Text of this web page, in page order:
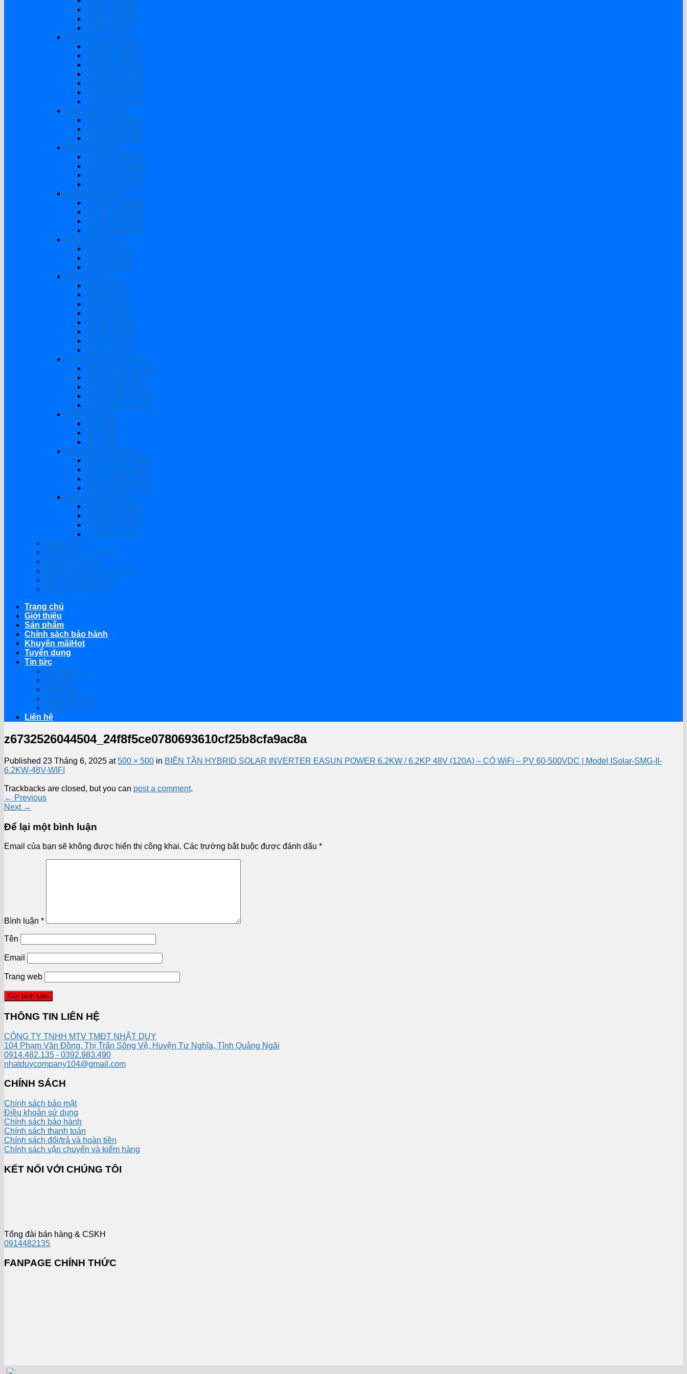
SAKO 4200W
SAKO 6200W
SAKO 11KW
Biến Tần SUOER
SUOER 500W
SUOER 1000W
SUOER 1500W
SUOER 2000W
SUOER 3000W
SUOER 3200W
SUOER 5000W
Biến tần EASUN
EASUN 3000W
EASUN 3800W
EASUN 6200W
Biến Tần Sumry
SUMRY 1800W
SUMRY 3000W
SUMRY 3800W
SUMRY 6200W
Biến tần ZUMAX
ZUMAX 3000W
ZUMAX 5500W
ZUMAX 6200W
ZUMAX 6600W
Biến Tần Bơm
BƠM 5500W
BƠM 7500W
BƠM 15KW
Biến tần Deye
DEYE 3KW
DEYE 5KW
DEYE 6KW
DEYE 8KW
DEYE 10KW
DEYE 12KW
DEYE 16KW
DEYE 20KW
BIẾN TẦN TECHFINE
TECHFINE 1200W
TECHFINE 3KW
TECHFINE 4KW
TECHFINE 6.2KW
TECHFINE 11KW
BIẾN TẦN SP
SP 3200
SP 4200
SP 7000
Biến tần SOROTEC
REVO HMT 4KW
REVO HMT 6KW
REVO HMT 8KW
REVO HMT 11KW
Biến Tần SUOER
SUOER 2.2KW
SUOER 3.2KW
SUOER 4.2KW
SUOER 6.2KW
Modul Wifi
Pin Lithium Lưu Trữ
Bộ Sạc Ắc Quy
Bộ Kích Nổ Ô Tô Xe Tải
BỘ LỌC ĐĨA ARKA
BỘ CHÂM PHÂN
Trang chủ
Giới thiệu
Sản phẩm
Chính sách bảo hành
Khuyến mãi
Tuyển dụng
Tin tức
Thị trường
Mẹo hay
Đánh giá
Cuộc sống số
Game – App
Liên hệ
z6732526044504_24f8f5ce0780693610cf25b8cfa9ac8a
Published 23 Tháng 6, 2025 at500 × 500 in BIẾN TẦN HYBRID SOLAR INVERTER EASUN POWER 6.2KW / 6.2KP 48V (120A) – CÓ WiFi – PV 60-500VDC | Model ISolar-SMG-II-
6.2KW-48V-WIFI
Trackbacks are closed, but you can post a comment.
← Previous
Next →
Để lại một bình luận
Email của bạn sẽ không được hiển thị công khai. Các trường bắt buộc được đánh dấu *
Bình luận *
Tên
Email
Trang web
THÔNG TIN LIÊN HỆ
CÔNG TY TNHH MTV TMĐT NHẬT DUY
104 Phạm Văn Đồng, Thị Trấn Sông Vệ, Huyện Tư Nghĩa, Tỉnh Quảng Ngãi
0914.482.135 - 0392.983.490
nhatduycompany104@gmail.com
CHÍNH SÁCH
Chính sách bảo mật
Điều khoản sử dụng
Chính sách bảo hành
Chính sách thanh toán
Chính sách đổi/trả và hoàn tiền
Chính sách vận chuyển và kiểm hàng
KẾT NỐI VỚI CHÚNG TÔI
Tổng đài bán hàng & CSKH
0914482135
FANPAGE CHÍNH THỨC